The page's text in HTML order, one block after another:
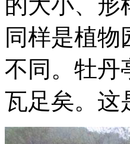
同样是植
不同。牡丹
瓦足矣。这